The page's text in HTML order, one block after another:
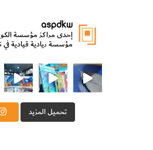
aspdkw
إحدى مراكز مؤسسة
مؤسسة ريادية قيادية في
ووزير الدولة لشؤون الش
من الأعماق نكتشف ومن الكتب
رجعنا! ما كنّا
تحميل المزيد